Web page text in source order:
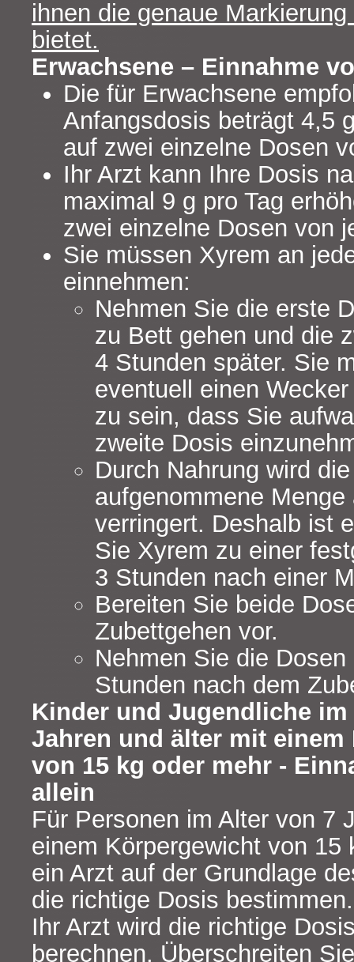
ihnen die genaue
bietet.
Erwachsene – Einnahme
Die für Erwachsene
Anfangsdosis beträgt 4,5
auf zwei einzelne Dosen
Ihr Arzt kann Ihre Dosis
maximal 9 g pro Tag
zwei einzelne Dosen von
Sie müssen Xyrem an
einnehmen:
Nehmen Sie die erste
zu Bett gehen und die
4 Stunden später. Sie
eventuell einen
zu sein, dass Sie
zweite Dosis
Durch Nahrung wird
aufgenommene Menge
verringert. Deshalb ist
Sie Xyrem zu einer
3 Stunden nach einer
Bereiten Sie beide
Zubettgehen vor.
Nehmen Sie die
Stunden nach dem
Kinder und Jugendliche
Jahren und älter mit
von 15 kg oder mehr -
allein
Für Personen im Alter von 7
einem Körpergewicht von 15
ein Arzt auf der Grundlage
die richtige Dosis bestimmen.
Ihr Arzt wird die richtige
berechnen. Überschreiten